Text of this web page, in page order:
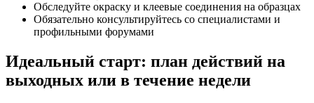
Обследуйте окраску и клеевые соединения на образцах
Обязательно консультируйтесь со специалистами и
профильными форумами
Идеальный старт: план действий на
выходных или в течение недели